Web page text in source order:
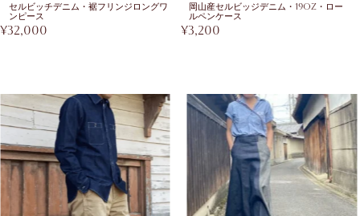
セルビッチデニム・裾フリンジロングワ
ンピース
¥32,000
岡山産セルビッジデニム・19oz・ロー
ルペンケース
¥3,200